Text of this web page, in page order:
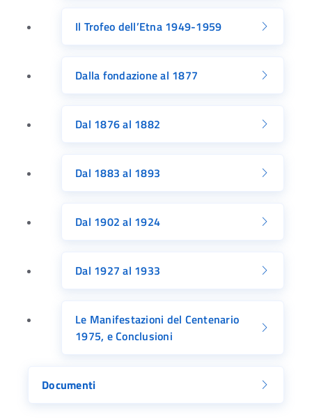
Il Trofeo dell’Etna 1949-1959
Dalla fondazione al 1877
Dal 1876 al 1882
Dal 1883 al 1893
Dal 1902 al 1924
Dal 1927 al 1933
Le Manifestazioni del Centenario
1975, e Conclusioni
Documenti